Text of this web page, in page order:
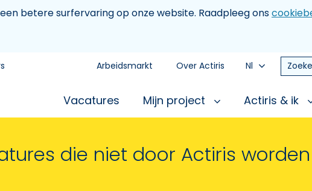
betere surfervaring op onze website. Raadpleeg ons
Arbeidsmarkt Over Actiris Nl
Vacatures Mijn project Actiris & ik
die niet door Actiris